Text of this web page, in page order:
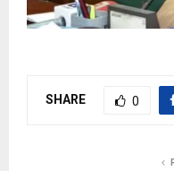
SHARE 0